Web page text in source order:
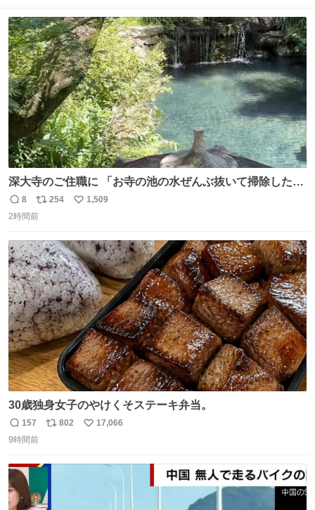
深大寺のご住職に 「お寺の池の水ぜんぶ抜いて掃除した
ら、 モネの池くらい綺麗になったから見てみて」 といわれ
訪れたら 本当にモネの池くらい綺麗でした。 蓮こそ咲いて
iPhone16カメラで撮影して無加工です。
返
信
8
リ
ポ
ト
数
254
い
数
1,509
2時間前
30歳独身女子のやけくそステーキ弁当。
返
信
157
リ
数
802
い
17,066
9時間前